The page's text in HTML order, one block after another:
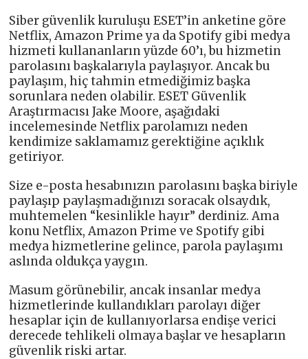
Siber güvenlik kuruluşu ESET’in anketine göre
Netflix, Amazon Prime ya da Spotify gibi medya
hizmeti kullananların yüzde 60’ı, bu hizmetin
parolasını başkalarıyla paylaşıyor. Ancak bu
paylaşım, hiç tahmin etmediğimiz başka
sorunlara neden olabilir. ESET Güvenlik
Araştırmacısı Jake Moore, aşağıdaki
incelemesinde Netflix parolamızı neden
kendimize saklamamız gerektiğine açıklık
getiriyor.
Size e-posta hesabınızın parolasını başka biriyle
paylaşıp paylaşmadığınızı soracak olsaydık,
muhtemelen “kesinlikle hayır” derdiniz. Ama
konu Netflix, Amazon Prime ve Spotify gibi
medya hizmetlerine gelince, parola paylaşımı
aslında oldukça yaygın.
Masum görünebilir, ancak insanlar medya
hizmetlerinde kullandıkları parolayı diğer
hesaplar için de kullanıyorlarsa endişe verici
derecede tehlikeli olmaya başlar ve hesapların
güvenlik riski artar.